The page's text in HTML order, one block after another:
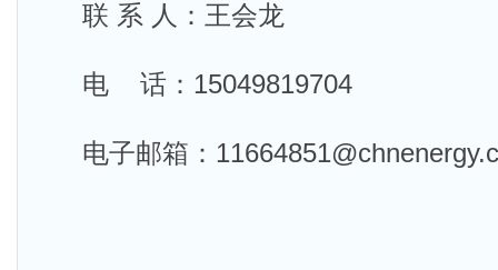
联 系 人：王会龙
电 话：15049819704
电子邮箱：